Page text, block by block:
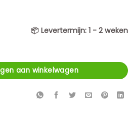
📦 Levertermijn: 1 - 2 weken
aan winkelwagen